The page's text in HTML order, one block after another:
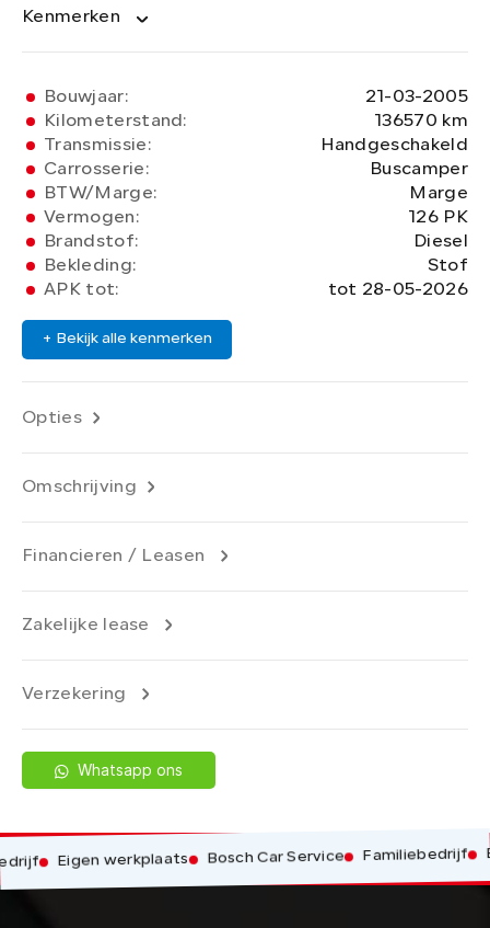
Kenmerken
Bouwjaar:
21-03-2005
Kilometerstand:
136570 km
Transmissie:
Handgeschakeld
Carrosserie:
Buscamper
BTW/Marge:
Marge
Vermogen:
126 PK
Brandstof:
Diesel
Bekleding:
Stof
APK tot:
tot 28-05-2026
+ Bekijk alle kenmerken
Opties
Omschrijving
Financieren / Leasen
Zakelijke lease
Verzekering
Whatsapp ons
Eigen werkplaats Bosch Car Service Familiebedrijf